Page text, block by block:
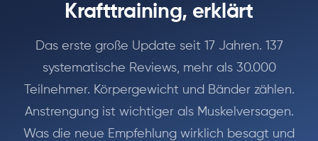
Rechner
Krafttraining, erklärt
Das erste große Update seit 17 Jahren. 137
systematische Reviews, mehr als 30.000
Teilnehmer. Körpergewicht und Bänder zählen.
Anstrengung ist wichtiger als Muskelversagen.
Was die neue Empfehlung wirklich besagt und